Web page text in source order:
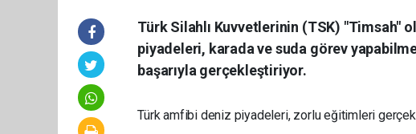
Türk Silahlı Kuvvetlerinin (TSK) "Timsah"
piyadeleri, karada ve suda görev
başarıyla gerçekleştiriyor.
Türk amfibi deniz piyadeleri, zorlu eğitimleri gerçek